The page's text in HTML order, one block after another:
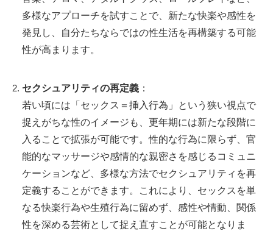
多様なアプローチを試すことで、新たな快楽や感性を
発見し、自分たちならではの性生活を再構築する可能
性が高まります。
セクシュアリティの再定義 ：
若い頃には「セックス＝挿入行為」という狭い視点で
捉えがちな性のイメージも、更年期には新たな段階に
入ることで拡張が可能です。性的な行為に限らず、官
能的なマッサージや感情的な親密さを感じるコミュニ
ケーションなど、多様な方法でセクシュアリティを再
定義することができます。これにより、セックスを単
なる快楽行為や生殖行為に留めず、感性や情動、関係
性を深める芸術として捉え直すことが可能となりま